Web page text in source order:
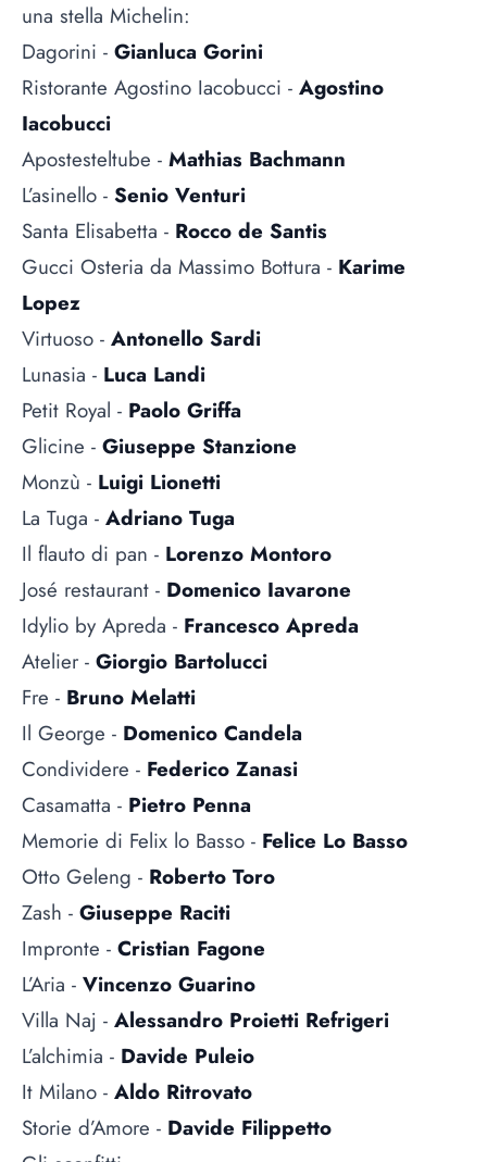
una stella Michelin:
Dagorini - Gianluca Gorini
Ristorante Agostino Iacobucci - Agostino
Iacobucci
Apostesteltube - Mathias Bachmann
L’asinello - Senio Venturi
Santa Elisabetta - Rocco de Santis
Gucci Osteria da Massimo Bottura - Karime
Lopez
Virtuoso - Antonello Sardi
Lunasia - Luca Landi
Petit Royal - Paolo Griffa
Glicine - Giuseppe Stanzione
Monzù - Luigi Lionetti
La Tuga - Adriano Tuga
Il flauto di pan - Lorenzo Montoro
José restaurant - Domenico Iavarone
Idylio by Apreda - Francesco Apreda
Atelier - Giorgio Bartolucci
Fre - Bruno Melatti
Il George - Domenico Candela
Condividere - Federico Zanasi
Casamatta - Pietro Penna
Memorie di Felix lo Basso - Felice Lo Basso
Otto Geleng - Roberto Toro
Zash - Giuseppe Raciti
Impronte - Cristian Fagone
L’Aria - Vincenzo Guarino
Villa Naj - Alessandro Proietti Refrigeri
L’alchimia - Davide Puleio
It Milano - Aldo Ritrovato
Storie d’Amore - Davide Filippetto